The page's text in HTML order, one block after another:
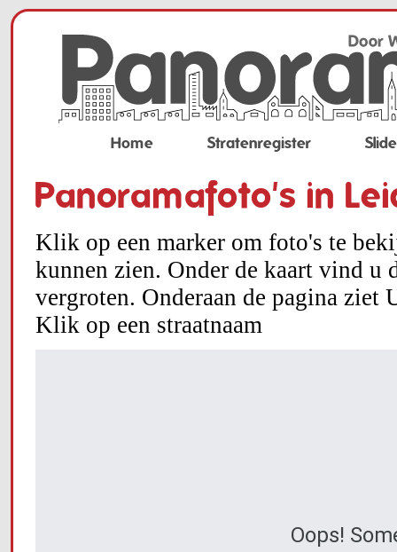
Home Stratenregister
Panoramafoto's in
Klik op een marker om foto's te
kunnen zien. Onder de kaart vind
vergroten. Onderaan de pagina ziet
Klik op een straatnaam
Oops!